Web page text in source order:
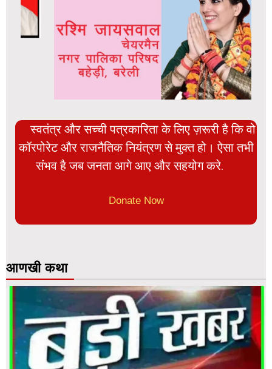
स्वतंत्र और सच्ची पत्रकारिता के लिए ज़रूरी है कि वो
कॉरपोरेट और राजनैतिक नियंत्रण से मुक्त हो। ऐसा तभी
संभव है जब जनता आगे आए और सहयोग करे.
Donate Now
आणखी कथा